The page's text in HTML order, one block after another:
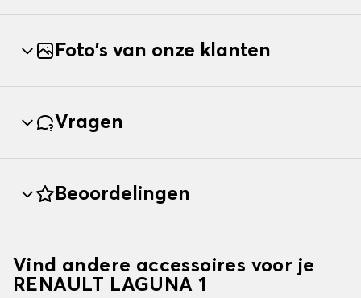
Foto's van onze klanten
Vragen
Beoordelingen
Vind andere accessoires voor je
RENAULT LAGUNA 1